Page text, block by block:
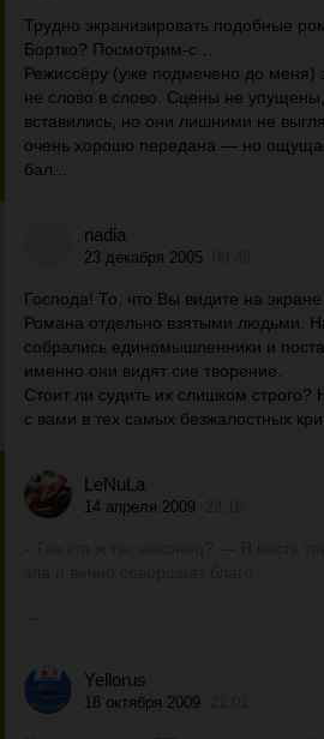
Трудно экранизировать подобные
Бортко? Посмотрим-с…
Режиссёру (уже подмечено до меня)
не слово в слово. Сцены не
вставились, но они лишними не
очень хорошо передана — но
бал...
nadia
23 декабря 2005
Господа! То, что Вы видите на
Романа отдельно взятыми людьми.
собрались единомышленники и
именно они видят сие творение.
Стоит ли судить их слишком
с вами в тех самых безжалостных
LeNuLa
14 апреля 2009
Yellorus
18 октября 2009